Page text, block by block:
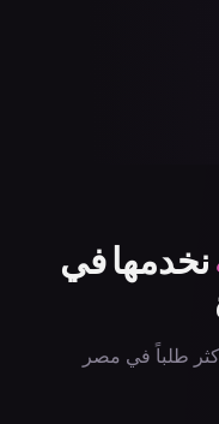
نخدمها في
طلباً في مصر